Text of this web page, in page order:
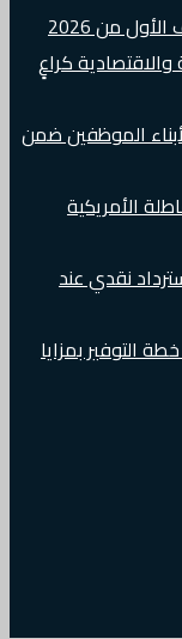
من 2026
كراعٍ
الموظفين ضمن
الأمريكية
سيحصلون على 5% استرداد نقدي عند
التوفير بمزايا